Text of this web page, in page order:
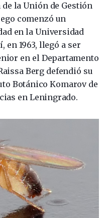
la Unión de Gestión
comenzó un
en la Universidad
en 1963, llegó a ser
en el Departamento
Berg defendió su
Botánico Komarov de
en Leningrado.